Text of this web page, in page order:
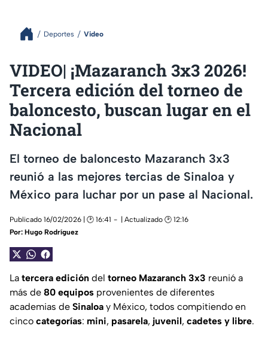
Deportes Video
VIDEO| ¡Mazaranch 3x3 2026!
Tercera edición del torneo de
baloncesto, buscan lugar en el
Nacional
El torneo de baloncesto Mazaranch 3x3
reunió a las mejores tercias de Sinaloa y
México para luchar por un pase al Nacional.
Publicado 16/02/2026 | 🕑 16:41
| Actualizado 🕑 12:16
Por: Hugo Rodríguez
La tercera edición del torneo Mazaranch 3x3 reunió a
más de 80 equipos provenientes de diferentes
academias de Sinaloa y México, todos compitiendo en
cinco categorías: mini, pasarela, juvenil, cadetes y libre.